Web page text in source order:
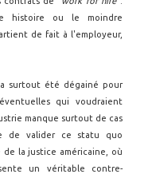
histoire ou le moindre
de fait à l'employeur,
surtout été dégainé pour
qui voudraient
manque surtout de cas
de valider ce statu quo
la justice américaine, où
un véritable contre-